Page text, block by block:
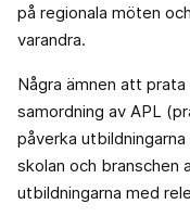
på regionala möten
varandra.
Några ämnen att
samordning av APL
påverka
skolan och branschen
utbildningarna med